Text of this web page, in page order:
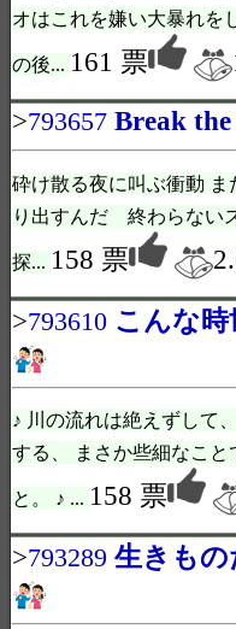
オはこれを嫌い大暴れを
の後... 161 票
>793657 Break
砕け散る夜に叫ぶ衝動
り出すんだ 終わらない
探... 158 票
>793610 こんな時
♪ 川の流れは絶えずして
する、 まさか些細なこ
と。 ♪ ... 158 票
>793289 生きもの